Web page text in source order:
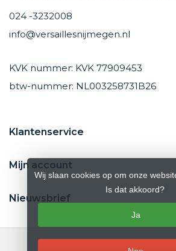
024 -3232008
info@versaillesnijmegen.nl
KVK nummer: KVK 77909453
btw-nummer: NL003258731B26
Klantenservice
Mijn account
Nieuwsbrief
Wij slaan cookies op om onze
Is dat akkoord?
Ja